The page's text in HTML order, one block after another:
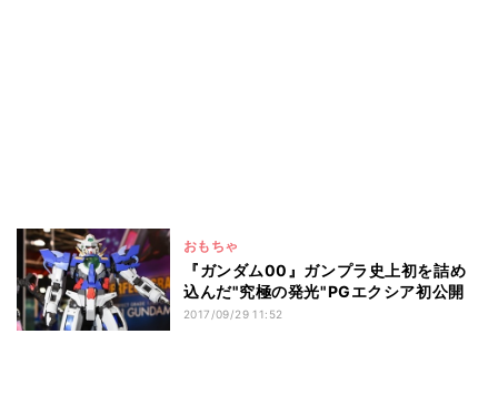
おもちゃ
『ガンダム00』ガンプラ史上初を詰め
込んだ"究極の発光"PGエクシア初公開
2017/09/29 11:52